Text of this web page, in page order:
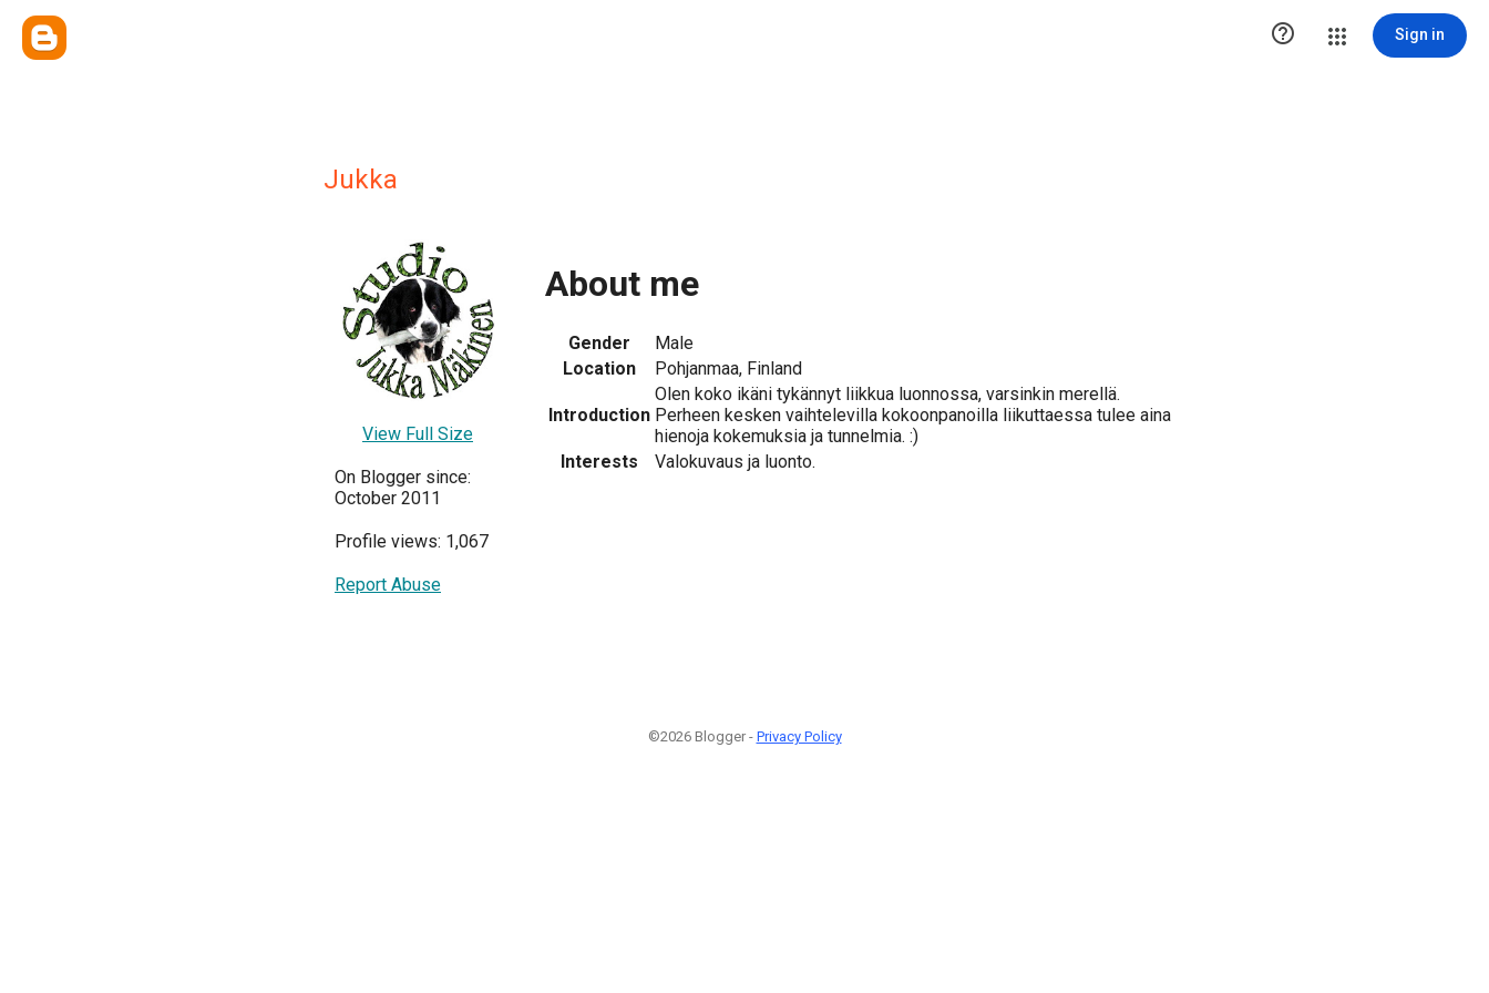
 Sign in
Jukka
View Full Size
On Blogger since:
October 2011
Profile views: 1,067
Report Abuse
About me
Gender
Male
Location
Pohjanmaa, Finland
Introduction
Olen koko ikäni tykännyt liikkua luonnossa, varsinkin merellä.
Perheen kesken vaihtelevilla kokoonpanoilla liikuttaessa tulee aina
hienoja kokemuksia ja tunnelmia. :)
Interests
Valokuvaus ja luonto.
©2026 Blogger - Privacy Policy